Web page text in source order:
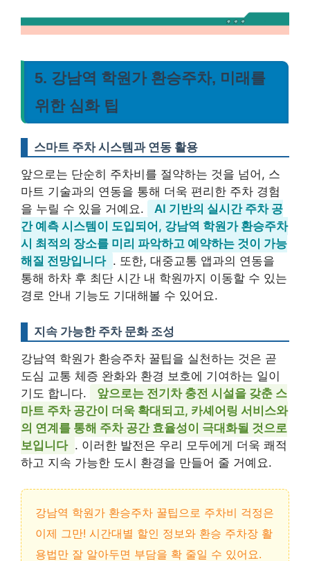
5. 강남역 학원가 환승주차, 미래를
위한 심화 팁
스마트 주차 시스템과 연동 활용
앞으로는 단순히 주차비를 절약하는 것을 넘어, 스
마트 기술과의 연동을 통해 더욱 편리한 주차 경험
을 누릴 수 있을 거예요.
AI 기반의 실시간 주차 공
간 예측 시스템이 도입되어, 강남역 학원가 환승주차
시 최적의 장소를 미리 파악하고 예약하는 것이 가능
해질 전망입니다 . 또한, 대중교통 앱과의 연동을
통해 하차 후 최단 시간 내 학원까지 이동할 수 있는
경로 안내 기능도 기대해볼 수 있어요.
지속 가능한 주차 문화 조성
강남역 학원가 환승주차 꿀팁을 실천하는 것은 곧
도심 교통 체증 완화와 환경 보호에 기여하는 일이
기도 합니다.
앞으로는 전기차 충전 시설을 갖춘 스
마트 주차 공간이 더욱 확대되고, 카셰어링 서비스와
의 연계를 통해 주차 공간 효율성이 극대화될 것으로
보입니다 . 이러한 발전은 우리 모두에게 더욱 쾌적
하고 지속 가능한 도시 환경을 만들어 줄 거예요.
강남역 학원가 환승주차 꿀팁으로 주차비 걱정은
이제 그만! 시간대별 할인 정보와 환승 주차장 활
용법만 잘 알아두면 부담을 확 줄일 수 있어요.